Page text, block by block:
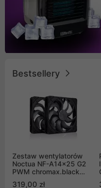
Bestsellery
Zestaw wentylatorów
Noctua NF-A14x25 G2
PWM chromax.black
319,00 zł